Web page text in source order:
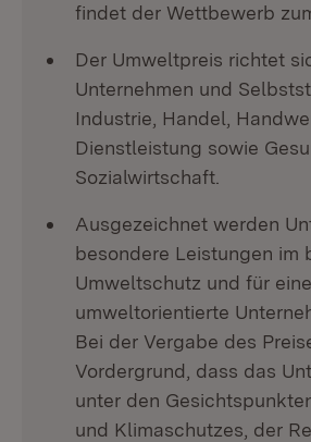
findet der Wettbewerb
Der Umweltpreis richtet
Unternehmen und
Industrie, Handel,
Dienstleistung sowie
Sozialwirtschaft.
Ausgezeichnet werden
besondere Leistungen im
Umweltschutz und für
umweltorientierte
Bei der Vergabe des
Vordergrund, dass das
unter den
und Klimaschutzes, der